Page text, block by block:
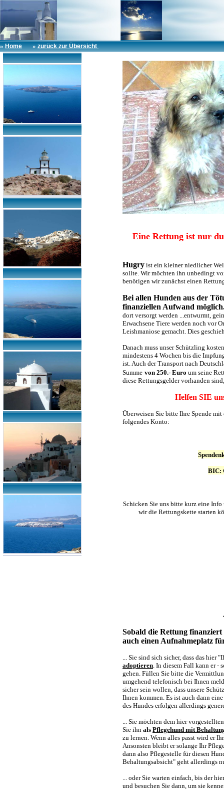
» Home »zurück zur Übersicht
Eine Rettung ist nur
Hugry ist ein kleiner niedlicher
sollte. Wir möchten ihn unbedingt
benötigen wir zunächst einen
Bei allen Hunden aus der
finanziellen Aufwand
dort versorgt werden ...entwurmt,
Erwachsene Tiere werden noch vor
Leishmaniose gemacht. Dies
Danach muss unser Schützling
mindestens 4 Wochen bis die
ist. Auch der Transport nach
Summe von 250.- Euro um seine
diese Rettungsgelder vorhanden
Helfen SIE
Überweisen Sie bitte Ihre Spende
folgendes Konto:
BIC:
Schicken Sie uns bitte kurz eine Info
wir die Rettungskette starten
Sobald die Rettung
auch einen Aufnahmeplatz
... Sie sind sich sicher, dass das
adoptieren. In diesem Fall kann er -
gehen. Füllen Sie bitte die
umgehend telefonisch bei Ihnen
sicher sein wollen, dass unsere
Ihnen kommen. Es ist auch dann
des Hundes erfolgen allerdings
... Sie möchten dem hier
Sie ihn als Pflegehund mit
zu lernen. Wenn alles passt wird er
Ansonsten bleibt er solange Ihr
dann also Pflegestelle für diesen
Behaltungsabsicht" geht allerdings
... oder Sie warten einfach, bis der
und besuchen Sie dann, um sie